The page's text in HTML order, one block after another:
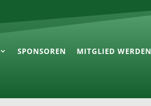
SPONSOREN MITGLIED WERDEN